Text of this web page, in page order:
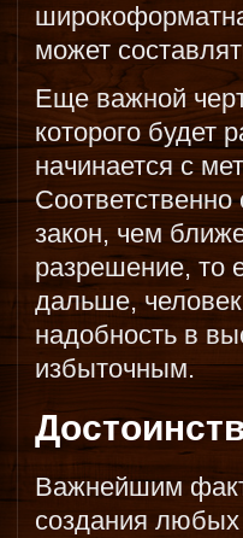
может
Еще важной
которого будет
начинается с
закон, чем
разрешение, то
дальше,
надобность в
избыточным.
Важнейшим
создания любых